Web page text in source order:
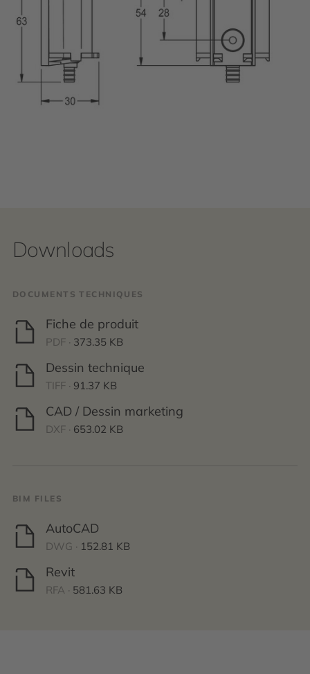
Downloads
DOCUMENTS TECHNIQUES
Fiche de produit
PDF · 373.35 KB
Dessin technique
TIFF · 91.37 KB
CAD / Dessin marketing
DXF · 653.02 KB
BIM FILES
AutoCAD
DWG · 152.81 KB
Revit
RFA · 581.63 KB